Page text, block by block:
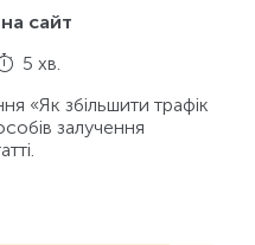
на сайт
5 хв.
«Як збільшити трафік
залучення